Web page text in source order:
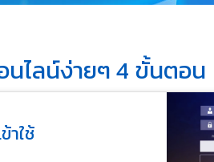
ไลน์ง่ายๆ 4 ขั้นตอน
าใช้